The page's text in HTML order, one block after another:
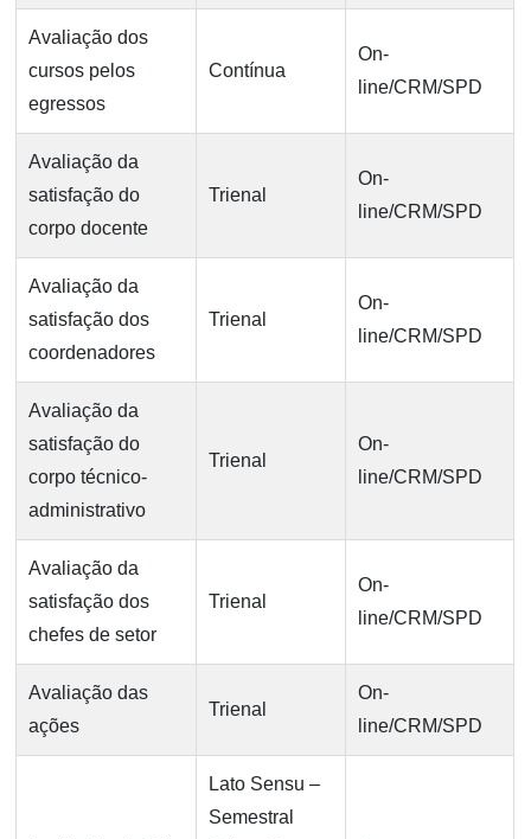
Avaliação dos
cursos pelos
egressos
Contínua
On-
line/CRM/SPD
Avaliação da
satisfação do
corpo docente
Trienal
On-
line/CRM/SPD
Avaliação da
satisfação dos
coordenadores
Trienal
On-
line/CRM/SPD
Avaliação da
satisfação do
corpo técnico-
administrativo
Trienal
On-
line/CRM/SPD
Avaliação da
satisfação dos
chefes de setor
Trienal
On-
line/CRM/SPD
Avaliação das
ações
Trienal
On-
line/CRM/SPD
Lato Sensu –
Semestral